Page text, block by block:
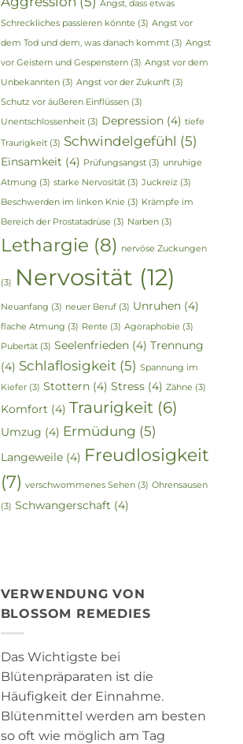
Angst, dass etwas
Schreckliches passieren könnte (3) Angst vor
dem Tod und dem, was danach kommt(3) Angst
vor Geistern und Gespenstern(3) Angst vor dem
Unbekannten(3) Angst vor der Zukunft(3)
Schutz vor äußeren Einflüssen(3)
Unentschlossenheit(3) Depression(4) tiefe
Traurigkeit(3) Schwindelgefühl (5)
Einsamkeit (4) Prüfungsangst(3) unruhige
Atmung (3) starke Nervosität(3) Juckreiz (3)
Beschwerden im linken Knie (3) Krämpfe im
Bereich der Prostatadrüse (3) Narben(3)
Lethargie (8) nervöse Zuckungen
(3) Nervosität (12)
Neuanfang (3) neuer Beruf(3) Unruhen(4)
flache Atmung (3) Rente (3) Agoraphobie (3)
Pubertät(3) Seelenfrieden(4) Trennung
(4) Schlaflosigkeit (5) Spannung im
Kiefer(3) Stottern(4) Stress(4) Zähne (3)
Komfort (4) Traurigkeit(6)
Umzug (4) Ermüdung (5)
Langeweile(4) Freudlosigkeit
(7) verschwommenes Sehen(3) Ohrensausen
(3) Schwangerschaft (4)
VERWENDUNG VON
BLOSSOM REMEDIES
Das Wichtigste bei
Blütenpräparaten ist die
Häufigkeit der Einnahme.
Blütenmittel werden am besten
so oft wie möglich am Tag